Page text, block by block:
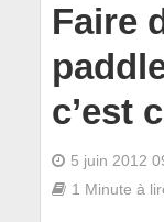
Faire
c’est
5 juin 2012
1 Minute à